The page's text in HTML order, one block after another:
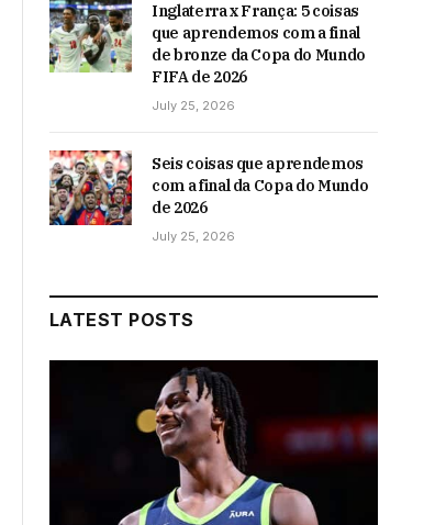
Inglaterra x França: 5 coisas
que aprendemos com a final
de bronze da Copa do Mundo
FIFA de 2026
July 25, 2026
Seis coisas que aprendemos
com a final da Copa do Mundo
de 2026
July 25, 2026
LATEST POSTS